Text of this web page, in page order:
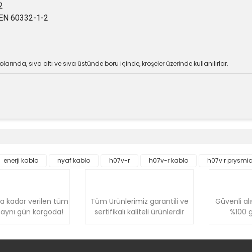
60332-1-2
sıva altı ve sıva üstünde boru içinde, kroşeler üzerinde kullanılırlar.
Yorum Yaz
enerji kablo nyaf kablo h07v-r h07v-r kablo h07v r
kadar verilen tüm
gün kargoda!
Tüm Ürünlerimiz garantili ve
sertifikalı kaliteli ürünlerdir
Güvenli
%100